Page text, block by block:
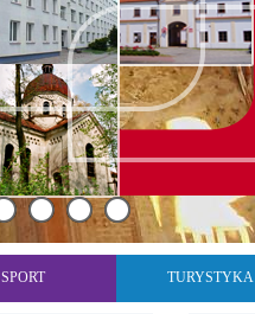
SPORT TURYSTYKA